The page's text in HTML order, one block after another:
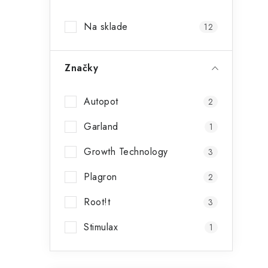
n
Na sklade 12
Značky
Autopot 2
Garland 1
Growth Technology 3
Plagron 2
Root!t 3
Stimulax 1